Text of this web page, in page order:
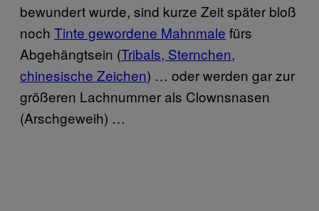
bewundert wurde, sind kurze Zeit später bloß
noch Tinte gewordene Mahnmale fürs
Abgehängtsein (Tribals, Sternchen,
chinesische Zeichen) … oder werden gar zur
größeren Lachnummer als Clownsnasen
(Arschgeweih) …